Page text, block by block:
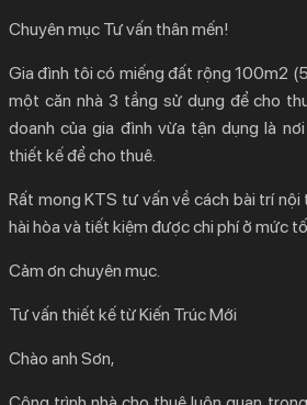
Chuyên mục Tư vấn thân mến!
Gia đình tôi có miếng đất rộng 100m2
một căn nhà 3 tầng sử dụng để cho
doanh của gia đình vừa tận dụng là
thiết kế để cho thuê.
Rất mong KTS tư vấn về cách bài trí
hài hòa và tiết kiệm được chi phí ở mức
Cảm ơn chuyên mục.
Tư vấn thiết kế từ Kiến Trúc Mới
Chào anh Sơn,